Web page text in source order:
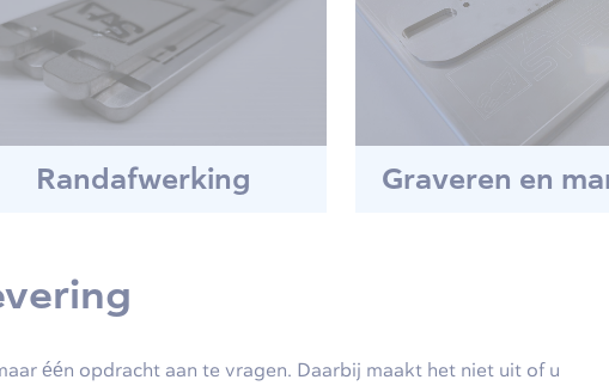
Randafwerking Graveren en
één opdracht aan te vragen. Daarbij maakt het niet uit of u